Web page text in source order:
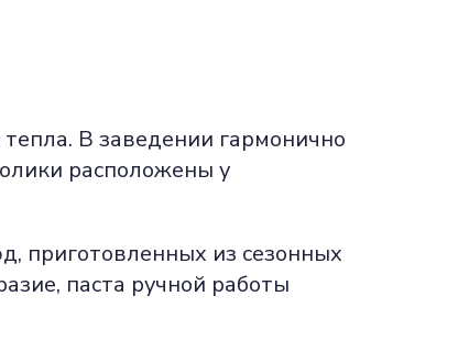
В заведении гармонично
расположены у
приготовленных из сезонных
паста ручной работы